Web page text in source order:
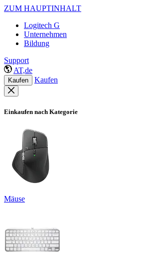
ZUM HAUPTINHALT
Logitech G
Unternehmen
Bildung
Support
AT,de
Kaufen Kaufen
Einkaufen nach Kategorie
Mäuse